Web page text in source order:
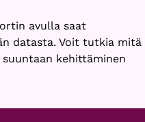
avulla saat
datasta. Voit tutkia mitä
kehittäminen